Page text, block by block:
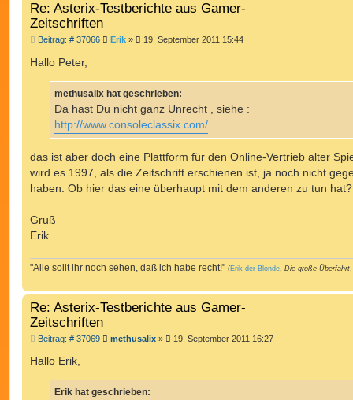
Re: Asterix-Testberichte aus Gamer-
Zeitschriften
Beitrag: # 37066B
r
a
Erik » 19. September 2011 15:44
Hallo Peter,
methusalix hat geschrieben:
Da hast Du nicht ganz Unrecht , siehe :
http://www.consoleclassix.com/
das ist aber doch eine Plattform für den Online-Vertrieb alter
wird es 1997, als die Zeitschrift erschienen ist, ja noch nicht
haben. Ob hier das eine überhaupt mit dem anderen zu tun hat?
Gruß
Erik
"Alle sollt ihr noch sehen, daß ich habe recht!" (Erik der Blonde Die große Überfahrt
Re: Asterix-Testberichte aus Gamer-
Zeitschriften
Beitrag: # 37069B
r
a
methusalix » 19. September 2011 16:27
Hallo Erik,
Erik hat geschrieben: